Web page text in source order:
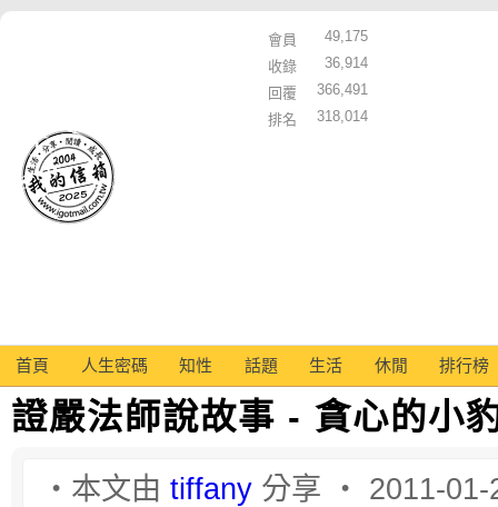
會員
49,175
收錄
36,914
回覆
366,491
排名
318,014
首頁 人生密碼 知性 話題 生活 休閒 排行榜
證嚴法師說故事 - 貪心的小
‧本文由 tiffany 分享 ‧ 2011-